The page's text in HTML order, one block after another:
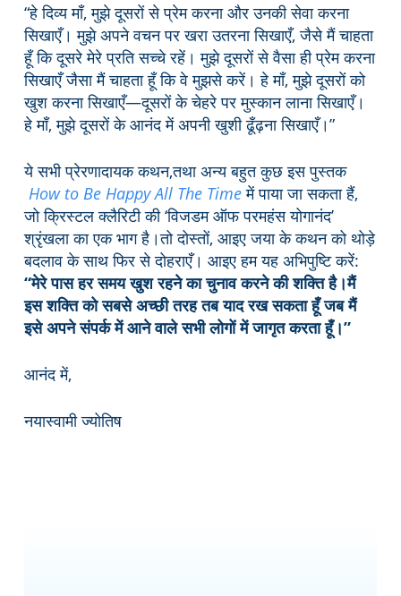
“हे दिव्य माँ, मुझे दूसरों से प्रेम करना और उनकी सेवा करना
सिखाएँ। मुझे अपने वचन पर खरा उतरना सिखाएँ, जैसे मैं चाहता
हूँ कि दूसरे मेरे प्रति सच्चे रहें। मुझे दूसरों से वैसा ही प्रेम करना
सिखाएँ जैसा मैं चाहता हूँ कि वे मुझसे करें। हे माँ, मुझे दूसरों को
खुश करना सिखाएँ—दूसरों के चेहरे पर मुस्कान लाना सिखाएँ।
हे माँ, मुझे दूसरों के आनंद में अपनी खुशी ढूँढ़ना सिखाएँ।”
ये सभी प्रेरणादायक कथन,तथा अन्य बहुत कुछ इस पुस्तक
How to Be Happy All The Timeमें पाया जा सकता हैं,
जो क्रिस्टल क्लैरिटी की ‘विजडम ऑफ परमहंस योगानंद’
श्रृंखला का एक भाग है।तो दोस्तों, आइए जया के कथन को थोड़े
बदलाव के साथ फिर से दोहराएँ। आइए हम यह अभिपुष्टि करें:
“मेरे पास हर समय खुश रहने का चुनाव करने की शक्ति है।मैं
इस शक्ति को सबसे अच्छी तरह तब याद रख सकता हूँ जब मैं
इसे अपने संपर्क में आने वाले सभी लोगों में जागृत करता हूँ।”
आनंद में,
नयास्वामी ज्योतिष